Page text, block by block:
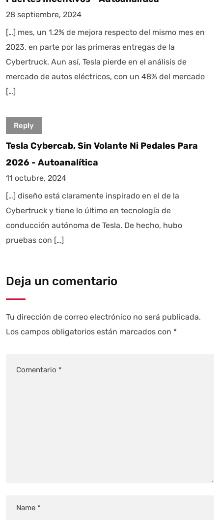
28 septiembre, 2024
[…] mes, un 1.2% de mejora respecto del mismo mes en
2023, en parte por las primeras entregas de la
Cybertruck. Aun así, Tesla pierde en el análisis de
mercado de autos eléctricos, con un 48% del mercado
[…]
Reply
Tesla Cybercab, Sin Volante Ni Pedales Para
2026 - Autoanalítica
11 octubre, 2024
[…] diseño está claramente inspirado en el de la
Cybertruck y tiene lo último en tecnología de
conducción autónoma de Tesla. De hecho, hubo
pruebas con […]
Deja un comentario
Tu dirección de correo electrónico no será publicada.
Los campos obligatorios están marcados con *